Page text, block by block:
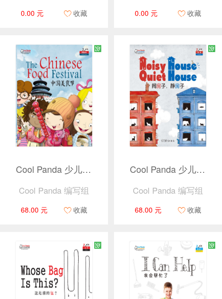
0.00 元 收藏 0.00 元 收藏
Cool Panda 少儿汉语教学资源2 · 中国文化（共4本）
Cool Panda 编写组
68.00 元 收藏
Cool Panda 少儿汉语教学资源2 · 科学（共4本）
Cool Panda 编写组
68.00 元 收藏